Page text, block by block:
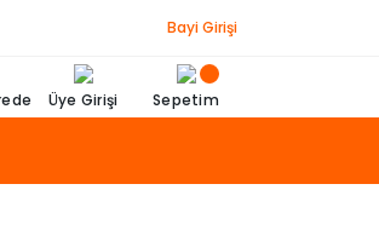
Bayi Girişi
Üye Girişi Sepetim